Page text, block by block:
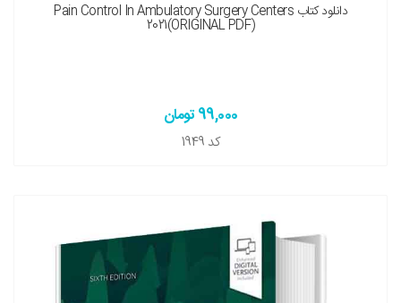
دانلود کتاب Pain Control In Ambulatory Surgery Centers
2021(ORIGINAL PDF)
99,000 تومان
کد 1949